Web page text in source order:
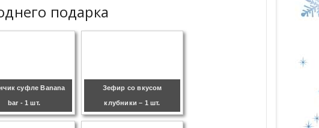
подарка
суфле Banana
bar - 1 шт.
Зефир со вкусом
клубники – 1 шт.